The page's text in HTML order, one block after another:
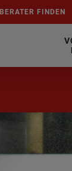
BE­RA­TER FIN­DEN